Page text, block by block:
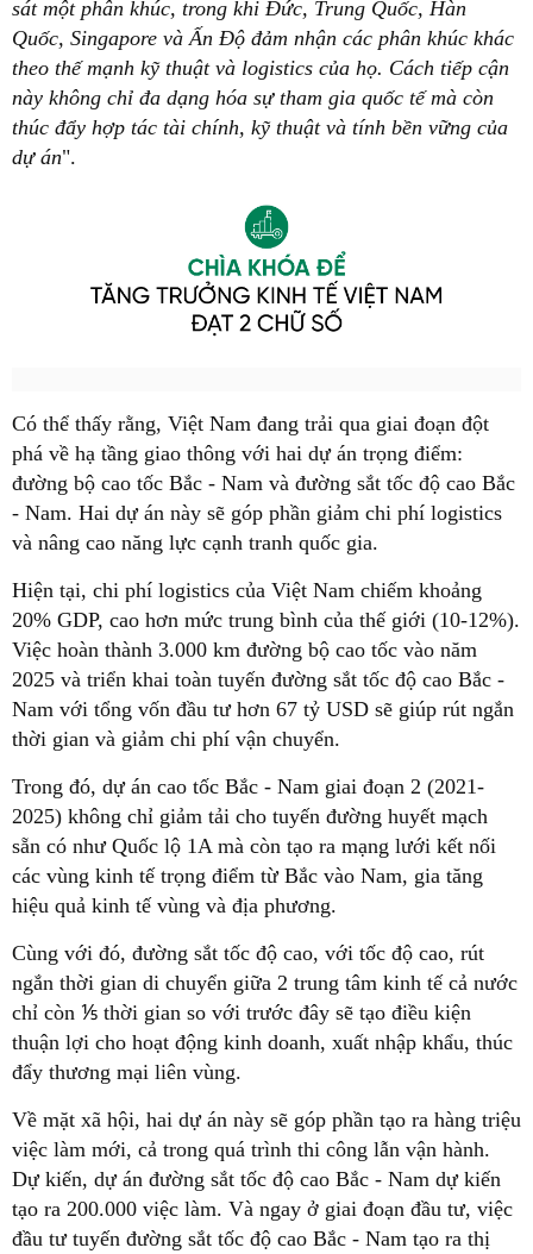
sát một phân khúc, trong khi Đức, Trung Quốc, Hàn
Quốc, Singapore và Ấn Độ đảm nhận các phân khúc khác
theo thế mạnh kỹ thuật và logistics của họ. Cách tiếp cận
này không chỉ đa dạng hóa sự tham gia quốc tế mà còn
thúc đẩy hợp tác tài chính, kỹ thuật và tính bền vững của
dự án".
Có thể thấy rằng, Việt Nam đang trải qua giai đoạn đột
phá về hạ tầng giao thông với hai dự án trọng điểm:
đường bộ cao tốc Bắc - Nam và đường sắt tốc độ cao Bắc
- Nam. Hai dự án này sẽ góp phần giảm chi phí logistics
và nâng cao năng lực cạnh tranh quốc gia.
Hiện tại, chi phí logistics của Việt Nam chiếm khoảng
20% GDP, cao hơn mức trung bình của thế giới (10-12%).
Việc hoàn thành 3.000 km đường bộ cao tốc vào năm
2025 và triển khai toàn tuyến đường sắt tốc độ cao Bắc -
Nam với tổng vốn đầu tư hơn 67 tỷ USD sẽ giúp rút ngắn
thời gian và giảm chi phí vận chuyển.
Trong đó, dự án cao tốc Bắc - Nam giai đoạn 2 (2021-
2025) không chỉ giảm tải cho tuyến đường huyết mạch
sẵn có như Quốc lộ 1A mà còn tạo ra mạng lưới kết nối
các vùng kinh tế trọng điểm từ Bắc vào Nam, gia tăng
hiệu quả kinh tế vùng và địa phương.
Cùng với đó, đường sắt tốc độ cao, với tốc độ cao, rút
ngắn thời gian di chuyển giữa 2 trung tâm kinh tế cả nước
chỉ còn ⅕ thời gian so với trước đây sẽ tạo điều kiện
thuận lợi cho hoạt động kinh doanh, xuất nhập khẩu, thúc
đẩy thương mại liên vùng.
Về mặt xã hội, hai dự án này sẽ góp phần tạo ra hàng triệu
việc làm mới, cả trong quá trình thi công lẫn vận hành.
Dự kiến, dự án đường sắt tốc độ cao Bắc - Nam dự kiến
tạo ra 200.000 việc làm. Và ngay ở giai đoạn đầu tư, việc
đầu tư tuyến đường sắt tốc độ cao Bắc - Nam tạo ra thị